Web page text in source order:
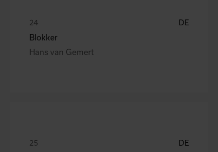
DE
Blokker
Hans van Gemert
DE